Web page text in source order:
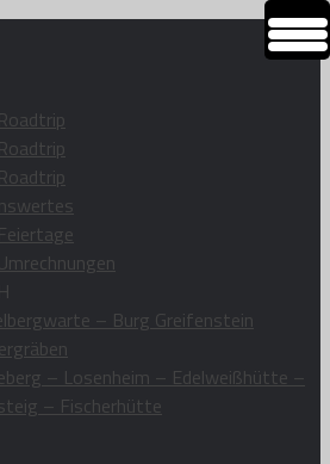
Feiertage
– Burg Greifenstein
– Losenheim – Edelweißhütte –
– Fischerhütte